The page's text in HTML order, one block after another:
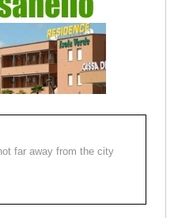
far away from the city